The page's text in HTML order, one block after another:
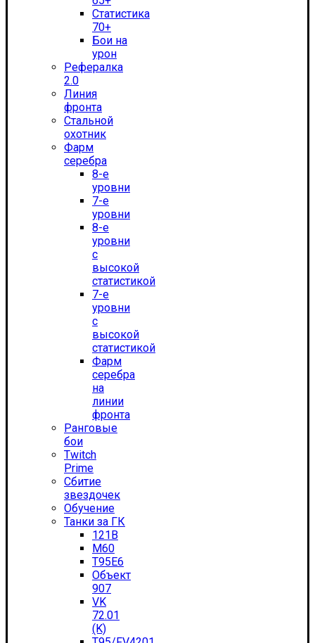
Статистика
70+
Бои на
урон
Рефералка
2.0
Линия
фронта
Стальной
охотник
Фарм
серебра
8-е
уровни
7-е
уровни
8-е
уровни
с
высокой
статистикой
7-е
уровни
с
высокой
статистикой
Фарм
серебра
на
линии
фронта
Ранговые
бои
Twitch
Prime
Сбитие
звездочек
Обучение
Танки за ГК
121B
M60
T95E6
Объект
907
VK
72.01
(K)